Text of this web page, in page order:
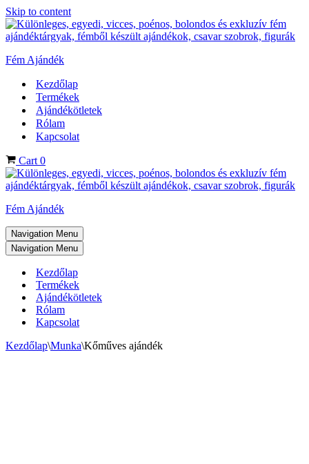
Skip to content
Fém Ajándék
Kezdőlap
Termékek
Ajándékötletek
Rólam
Kapcsolat
Cart 0
Fém Ajándék
Navigation Menu
Navigation Menu
Kezdőlap
Termékek
Ajándékötletek
Rólam
Kapcsolat
Kezdőlap\Munka\Kőműves ajándék